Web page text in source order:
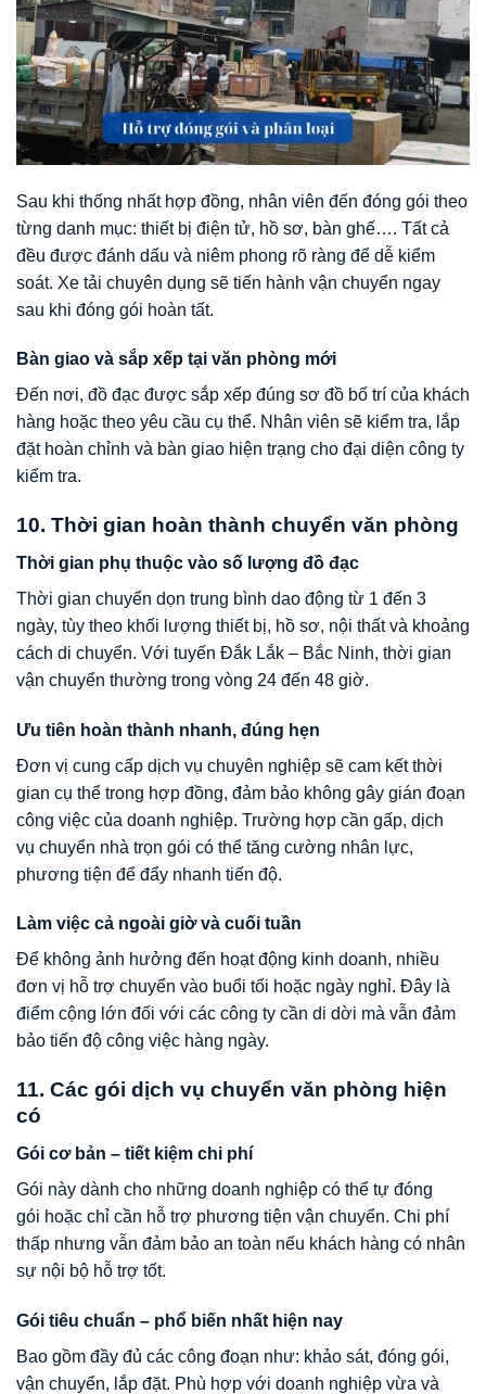
Sau khi thống nhất hợp đồng, nhân viên đến đóng gói theo
từng danh mục: thiết bị điện tử, hồ sơ, bàn ghế…. Tất cả
đều được đánh dấu và niêm phong rõ ràng để dễ kiểm
soát. Xe tải chuyên dụng sẽ tiến hành vận chuyển ngay
sau khi đóng gói hoàn tất.
Bàn giao và sắp xếp tại văn phòng mới
Đến nơi, đồ đạc được sắp xếp đúng sơ đồ bố trí của khách
hàng hoặc theo yêu cầu cụ thể. Nhân viên sẽ kiểm tra, lắp
đặt hoàn chỉnh và bàn giao hiện trạng cho đại diện công ty
kiểm tra.
10. Thời gian hoàn thành chuyển văn phòng
Thời gian phụ thuộc vào số lượng đồ đạc
Thời gian chuyển dọn trung bình dao động từ 1 đến 3
ngày, tùy theo khối lượng thiết bị, hồ sơ, nội thất và khoảng
cách di chuyển. Với tuyến Đắk Lắk – Bắc Ninh, thời gian
vận chuyển thường trong vòng 24 đến 48 giờ.
Ưu tiên hoàn thành nhanh, đúng hẹn
Đơn vị cung cấp dịch vụ chuyên nghiệp sẽ cam kết thời
gian cụ thể trong hợp đồng, đảm bảo không gây gián đoạn
công việc của doanh nghiệp. Trường hợp cần gấp, dịch
vụ chuyển nhà trọn gói có thể tăng cường nhân lực,
phương tiện để đẩy nhanh tiến độ.
Làm việc cả ngoài giờ và cuối tuần
Để không ảnh hưởng đến hoạt động kinh doanh, nhiều
đơn vị hỗ trợ chuyển vào buổi tối hoặc ngày nghỉ. Đây là
điểm cộng lớn đối với các công ty cần di dời mà vẫn đảm
bảo tiến độ công việc hàng ngày.
11. Các gói dịch vụ chuyển văn phòng hiện
có
Gói cơ bản – tiết kiệm chi phí
Gói này dành cho những doanh nghiệp có thể tự đóng
gói hoặc chỉ cần hỗ trợ phương tiện vận chuyển. Chi phí
thấp nhưng vẫn đảm bảo an toàn nếu khách hàng có nhân
sự nội bộ hỗ trợ tốt.
Gói tiêu chuẩn – phổ biến nhất hiện nay
Bao gồm đầy đủ các công đoạn như: khảo sát, đóng gói,
vận chuyển, lắp đặt. Phù hợp với doanh nghiệp vừa và